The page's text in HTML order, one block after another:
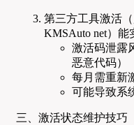
第三方工具激活
KMSAuto net）能
激活码泄露
恶意代码）
每月需重新
可能导致系
三、激活状态维护技巧